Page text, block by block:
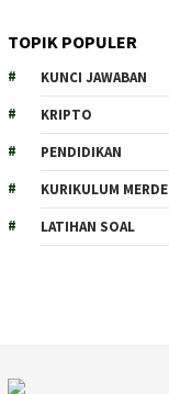
TOPIK POPULER
KUNCI JAWABAN
KRIPTO
PENDIDIKAN
KURIKULUM
LATIHAN SOAL